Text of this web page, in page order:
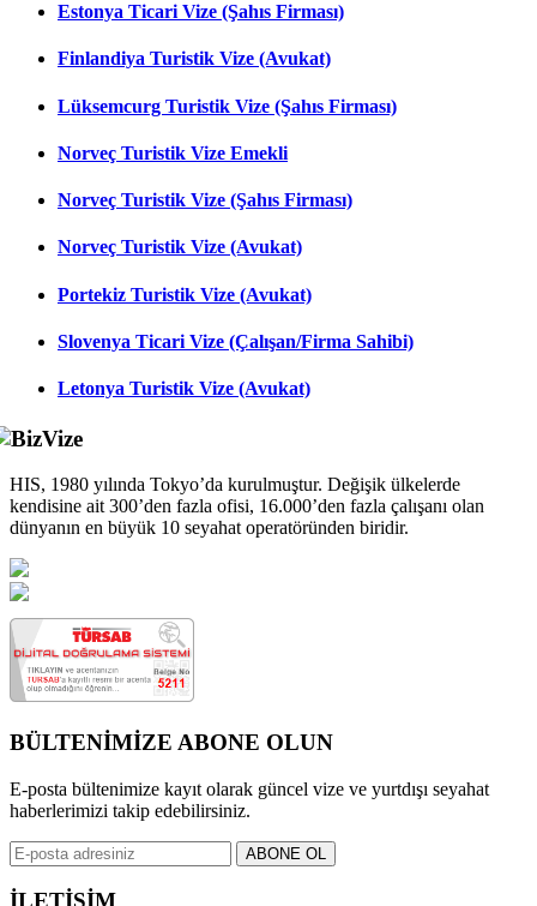
Estonya Ticari Vize (Şahıs Firması)
Finlandiya Turistik Vize (Avukat)
Lüksemcurg Turistik Vize (Şahıs Firması)
Norveç Turistik Vize Emekli
Norveç Turistik Vize (Şahıs Firması)
Norveç Turistik Vize (Avukat)
Portekiz Turistik Vize (Avukat)
Slovenya Ticari Vize (Çalışan/Firma Sahibi)
Letonya Turistik Vize (Avukat)
HIS, 1980 yılında Tokyo’da kurulmuştur. Değişik ülkelerde
kendisine ait 300’den fazla ofisi, 16.000’den fazla çalışanı olan
dünyanın en büyük 10 seyahat operatöründen biridir.
BÜLTENİMİZE ABONE OLUN
E-posta bültenimize kayıt olarak güncel vize ve yurtdışı seyahat
haberlerimizi takip edebilirsiniz.